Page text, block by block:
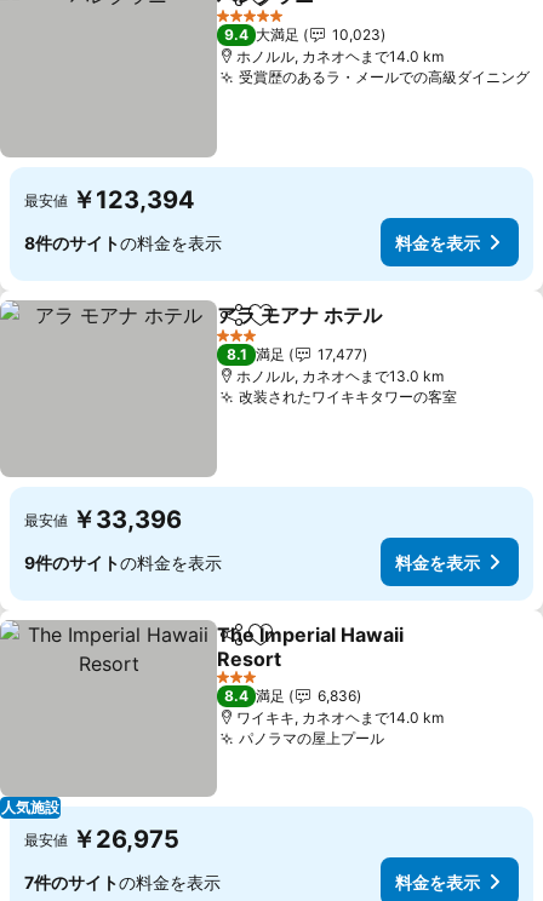
シェアお気に入りに追加
5 ホテルのランク
9.4 大満足
10,023
ホノルル, カネオヘまで14.0 km
受賞歴のあるラ・メールでの高級ダイニング
最安値 ￥123,394
8件のサイトの料金を表示 料金を表示
シェアお気に入りに追加
アラ モアナ ホテル
3 ホテルのランク
8.1 満足
17,477
ホノルル, カネオヘまで13.0 km
改装されたワイキキタワーの客室料金を表
最安値 ￥33,396
9件のサイトの料金を表示 料金を表示
人気施設
シェアお気に入りに追加
The Imperial Hawaii
Resort
料金を表示
3 ホテルのランク
8.4 満足
6,836
ワイキキ, カネオヘまで14.0 km
パノラマの屋上プール料金を表示
最安値 ￥26,975
7件のサイトの料金を表示 料金を表示